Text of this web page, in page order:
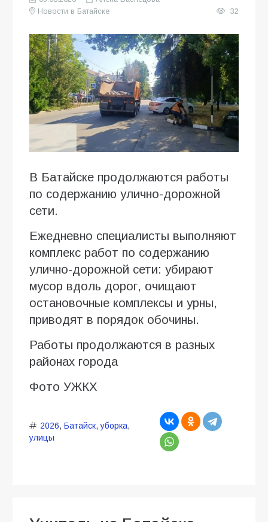
Новости в Батайске
32
В Батайске продолжаются работы
по содержанию улично-дорожной
сети.
Ежедневно специалисты выполняют
комплекс работ по содержанию
улично-дорожной сети: убирают
мусор вдоль дорог, очищают
остановочные комплексы и урны,
приводят в порядок обочины.
Работы продолжаются в разных
районах города
Фото УЖКХ
2026, Батайск,уборка,
улицы